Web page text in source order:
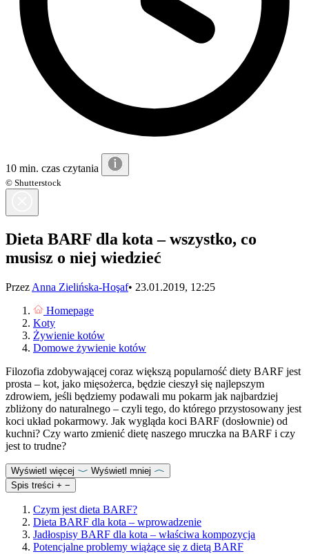
10 min. czas czytania
© Shutterstock
Dieta BARF dla kota – wszystko, co
musisz o niej wiedzieć
Przez Anna Zielińska-Hoşaf• 23.01.2019, 12:25
Homepage
Koty
Żywienie kotów
Domowe żywienie kotów
Filozofia zdobywającej coraz większą popularność diety BARF jest
prosta – kot, jako mięsożerca, będzie cieszył się najlepszym
zdrowiem, jeśli będziemy podawali mu pokarm jak najbardziej
zbliżony do naturalnego – czyli tego, do którego przystosowany jest
koci układ pokarmowy. Jak wygląda koci BARF (dosłownie) od
kuchni? Czy warto zmienić dietę naszego mruczka na BARF i czy
jest to trudne?
Wyświetl więcej
Wyświetl mniej
Spis treści + −
Czym jest dieta BARF?
Dieta BARF dla kota – wprowadzenie
Jadłospisy BARF dla kota – właściwa kompozycja
Potencjalne problemy wiążące się z dietą BARF